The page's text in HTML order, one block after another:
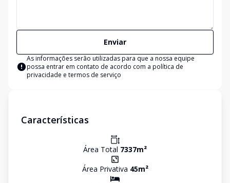
Enviar
As informações serão utilizadas para que a nossa equipe
possa entrar em contato de acordo com a política de
privacidade e termos de serviço
Características
Área Total 7337m²
Área Privativa 45m²